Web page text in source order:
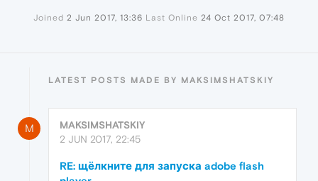
Joined 2 Jun 2017, 13:36 Last Online 24 Oct 2017, 07:48
LATEST POSTS MADE BY MAKSIMSHATSKIY
M
MAKSIMSHATSKIY
2 JUN 2017, 22:45
RE: щёлкните для запуска adobe flash